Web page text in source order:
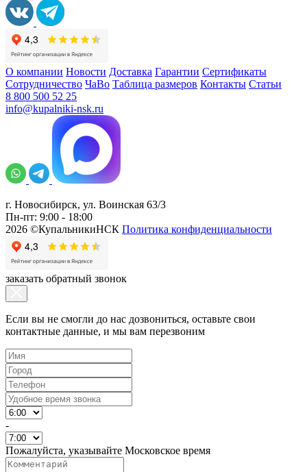
О компании Новости Доставка Гарантии Сертификаты
Сотрудничество ЧаВо Таблица размеров Контакты Статьи
8 800 500 52 25
info@kupalniki-nsk.ru
г. Новосибирск, ул. Воинская 63/3
Пн-пт: 9:00 - 18:00
2026 ©КупальникиНСК Политика конфиденциальности
заказать обратный звонок
Если вы не смогли до нас дозвониться, оставьте свои
контактные данные, и мы вам перезвоним
-
Пожалуйста, указывайте Московское время